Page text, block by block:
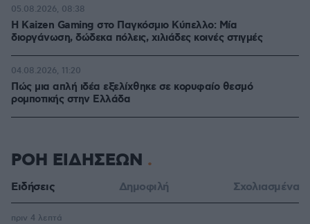
H Kaizen Gaming στο Παγκόσμιο Kύπελλο: Μία
διοργάνωση, δώδεκα πόλεις, χιλιάδες κοινές στιγμές
05.08.2026, 08:38
Πώς μια απλή ιδέα εξελίχθηκε σε κορυφαίο θεσμό
ρομποτικής στην Ελλάδα
04.08.2026, 11:20
ΡΟΗ ΕΙΔΗΣΕΩΝ
Ειδήσεις Δημοφιλή Σχολιασμένα
πριν 4 λεπτά